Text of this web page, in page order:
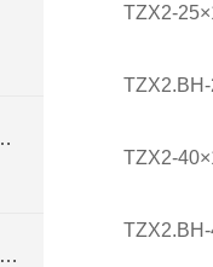
气净化器件也得到了广泛应用
天然气滤芯使用说明详细介绍-廊坊金腾过滤
TZX2-
TZX2-